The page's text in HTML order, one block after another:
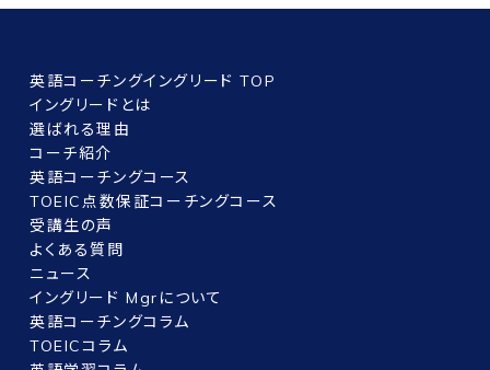
英語コーチングイングリード TOP
イングリードとは
選ばれる理由
コーチ紹介
英語コーチングコース
TOEIC点数保証コーチングコース
受講生の声
よくある質問
ニュース
イングリード Mgrについて
英語コーチングコラム
TOEICコラム